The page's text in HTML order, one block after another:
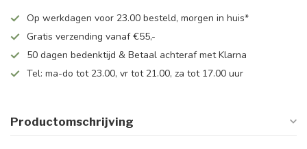
Op werkdagen voor 23.00 besteld, morgen in huis*
Gratis verzending vanaf €55,-
50 dagen bedenktijd & Betaal achteraf met Klarna
Tel: ma-do tot 23.00, vr tot 21.00, za tot 17.00 uur
Productomschrijving